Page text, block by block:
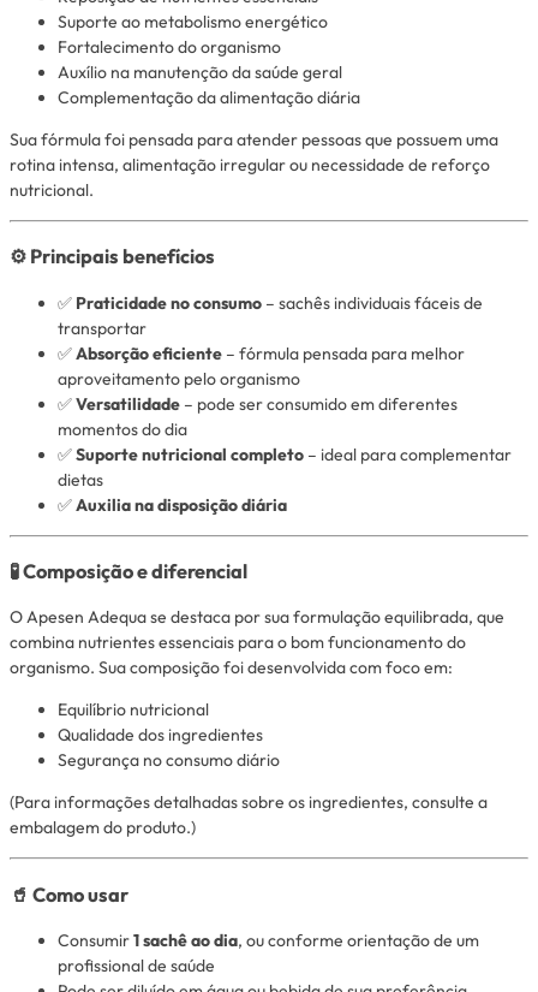
Suporte ao metabolismo energético
Fortalecimento do organismo
Auxílio na manutenção da saúde geral
Complementação da alimentação diária
Sua fórmula foi pensada para atender pessoas que possuem uma
rotina intensa, alimentação irregular ou necessidade de reforço
nutricional.
⚙️ Principais benefícios
✅ Praticidade no consumo – sachês individuais fáceis de
transportar
✅Absorção eficiente – fórmula pensada para melhor
aproveitamento pelo organismo
✅Versatilidade – pode ser consumido em diferentes
momentos do dia
✅Suporte nutricional completo – ideal para complementar
dietas
✅Auxilia na disposição diária
🧪 Composição e diferencial
O Apesen Adequa se destaca por sua formulação equilibrada, que
combina nutrientes essenciais para o bom funcionamento do
organismo. Sua composição foi desenvolvida com foco em:
Equilíbrio nutricional
Qualidade dos ingredientes
Segurança no consumo diário
(Para informações detalhadas sobre os ingredientes, consulte a
embalagem do produto.)
🥤 Como usar
Consumir1 sachê ao dia, ou conforme orientação de um
profissional de saúde